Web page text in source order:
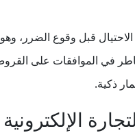
قبل وقوع الضرر،
في الموافقات على
ذكية.
الإلكترونية